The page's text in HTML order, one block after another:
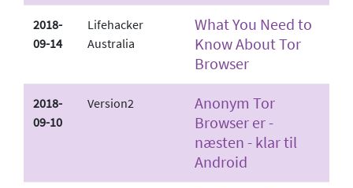
2018-
09-14
Lifehacker
Australia
What You Need to
Know About Tor
Browser
2018-
09-10
Version2
Anonym Tor
Browser er -
næsten - klar til
Android